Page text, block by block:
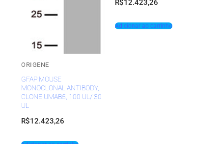
ORIGENE
GFAP MOUSE
MONOCLONAL ANTIBODY,
CLONE UMAB5, 100 UL/ 30
UL
R$12.423,26
R$12.423,26
Adicionar ao carrinho